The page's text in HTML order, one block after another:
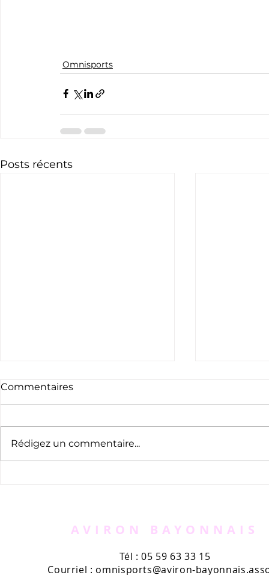
Omnisports
Posts récents
Commentaires
Rédigez un commentaire...
AVIRON BAYONNAIS
Tél : 05 59 63 33 15
Courriel : omnisports@aviron-